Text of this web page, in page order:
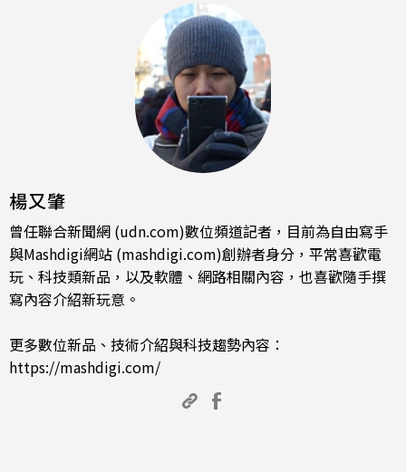
楊又肇
曾任聯合新聞網 (udn.com)數位頻道記者，目前為自由寫手
與Mashdigi網站 (mashdigi.com)創辦者身分，平常喜歡電
玩、科技類新品，以及軟體、網路相關內容，也喜歡隨手撰
寫內容介紹新玩意。
更多數位新品、技術介紹與科技趨勢內容：
https://mashdigi.com/